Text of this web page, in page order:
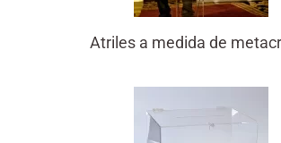
Atriles a medida de